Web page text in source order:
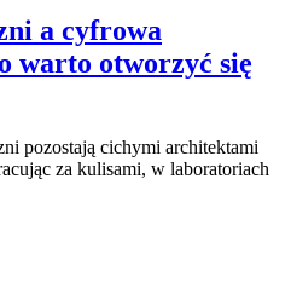
a cyfrowa
warto otworzyć się
pozostają cichymi architektami
za kulisami, w laboratoriach